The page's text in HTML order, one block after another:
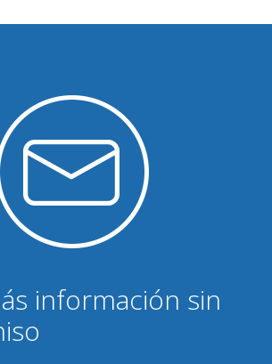
información sin